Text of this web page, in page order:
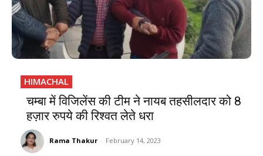
HIMACHAL
चम्बा में विजिलेंस की टीम ने नायब तहसीलदार को 8
हज़ार रुपये की रिश्वत लेते धरा
Rama Thakur - February 14, 2023